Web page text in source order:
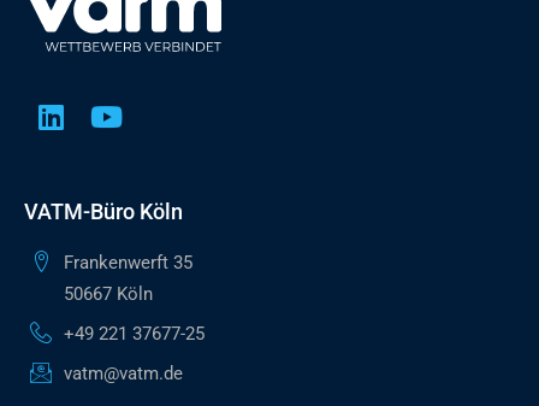
VATM-Büro Köln
Frankenwerft 35
50667 Köln
+49 221 37677-25
vatm@vatm.de